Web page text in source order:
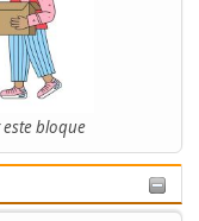
bloque